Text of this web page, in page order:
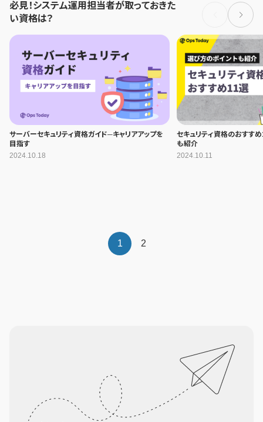
必見！システム運用担当者が取っておきた
い資格は？
サーバーセキュリティ資格ガイド─キャリアアップを
目指す
2024.10.18
セキュリティ資格のおすす
も紹介
2024.10.11
1 2